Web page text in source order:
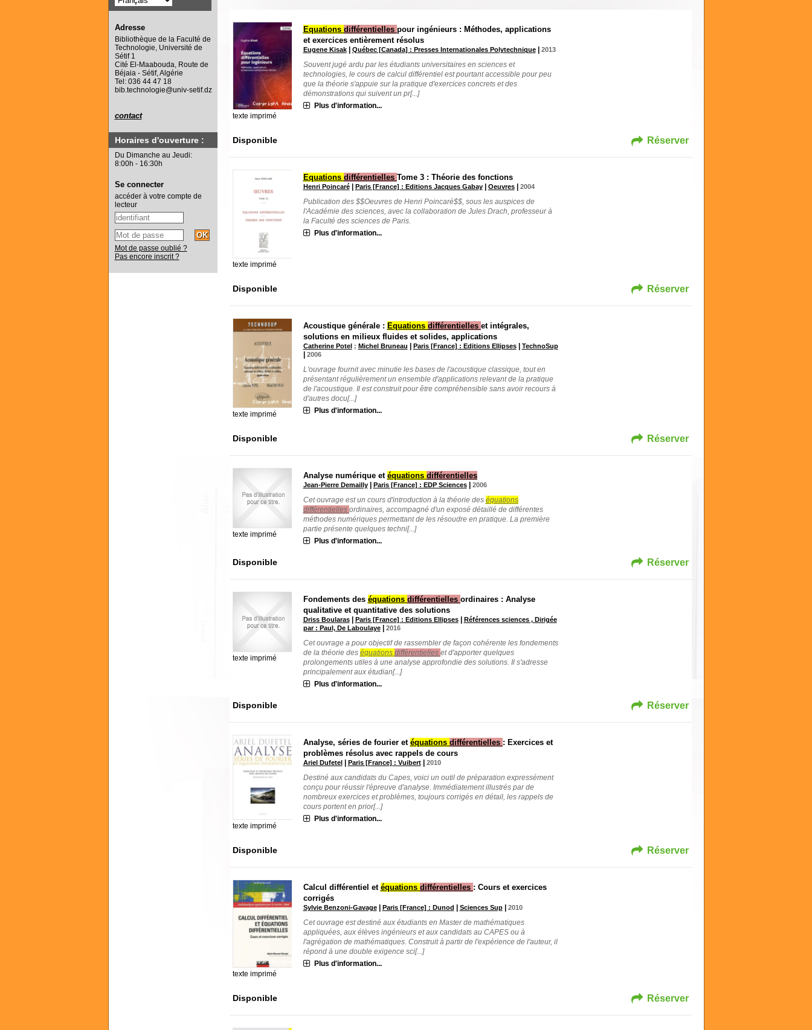
texte imprimé
Equations différentielles pour ingénieurs : Méthodes, applications
et exercices entièrement résolus
Eugene Kisak Québec [Canada] : Presses Internationales Polytechnique| 2013
Souvent jugé ardu par les étudiants universitaires en sciences et
technologies, le cours de calcul différentiel est pourtant accessible pour peu
que la théorie s'appuie sur la pratique d'exercices concrets et des
démonstrations qui suivent un pr[...]
Plus d'information...
Réserver
Disponible
texte imprimé
Equations différentielles Tome 3 : Théorie des fonctions
Henri Poincaré Paris [France] : Editions Jacques Gabay| Oeuvres| 2004
Publication des $$Oeuvres de Henri Poincaré$$, sous les auspices de
l'Académie des sciences, avec la collaboration de Jules Drach, professeur à
la Faculté des sciences de Paris.
Plus d'information...
Réserver
Disponible
texte imprimé
Acoustique générale : Equations différentielles et intégrales,
solutions en milieux fluides et solides, applications
Catherine Potel; Michel Bruneau | Paris [France] : Editions Ellipses| TechnoSup
| 2006
L'ouvrage fournit avec minutie les bases de l'acoustique classique, tout en
présentant régulièrement un ensemble d'applications relevant de la pratique
de l'acoustique. Il est construit pour être compréhensible sans avoir recours à
d'autres docu[...]
Plus d'information...
Réserver
Disponible
texte imprimé
Analyse numérique et équations différentielles
Jean-Pierre Demailly | Paris [France] : EDP Sciences| 2006
Cet ouvrage est un cours d'introduction à la théorie des équations
différentielles ordinaires, accompagné d'un exposé détaillé de différentes
méthodes numériques permettant de les résoudre en pratique. La première
partie présente quelques techni[...]
Plus d'information...
Réserver
Disponible
texte imprimé
Fondements des équations différentielles ordinaires : Analyse
qualitative et quantitative des solutions
Driss Boularas | Paris [France] : Editions Ellipses| Références sciences , Dirigée
par : Paul, De Laboulaye| 2016
Cet ouvrage a pour objectif de rassembler de façon cohérente les fondements
de la théorie des équations différentielles et d'apporter quelques
prolongements utiles à une analyse approfondie des solutions. Il s'adresse
principalement aux étudian[...]
Plus d'information...
Réserver
Disponible
texte imprimé
Analyse, séries de fourier et équations différentielles : Exercices et
problèmes résolus avec rappels de cours
Ariel Dufetel | Paris [France] : Vuibert| 2010
Destiné aux candidats du Capes, voici un outil de préparation expressément
conçu pour réussir l'épreuve d'analyse. Immédiatement illustrés par de
nombreux exercices et problèmes, toujours corrigés en détail, les rappels de
cours portent en prior[...]
Plus d'information...
Réserver
Disponible
texte imprimé
Calcul différentiel et équations différentielles : Cours et exercices
corrigés
Sylvie Benzoni-Gavage | Paris [France] : Dunod | Sciences Sup| 2010
Cet ouvrage est destiné aux étudiants en Master de mathématiques
appliquées, aux élèves ingénieurs et aux candidats au CAPES ou à
l'agrégation de mathématiques. Construit à partir de l'expérience de l'auteur, il
répond à une double exigence sci[...]
Plus d'information...
Réserver
Disponible
Adresse
Bibliothèque de la Faculté de
Technologie, Université de
Sétif 1
Cité El-Maabouda, Route de
Béjaia - Sétif, Algérie
Tel: 036 44 47 18
bib.technologie@univ-setif.dz
contact
Horaires d'ouverture :
Du Dimanche au Jeudi:
8:00h - 16:30h
Se connecter
accéder à votre compte de
lecteur
Mot de passe oublié ?
Pas encore inscrit ?